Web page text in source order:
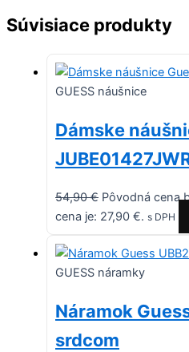
Súvisiace produkty
GUESS náušnice
Dámske
54,90€ Pôvodná cena
cena je: 27,90 €. s DPH
GUESS náramky
Náramok
srdcom